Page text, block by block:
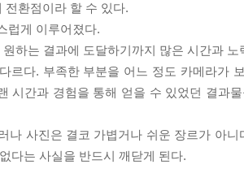
전환점이라 할 수 있다.
럽게 이루어졌다.
하는 결과에 도달하기까지 많은 시간과 노
르다. 부족한 부분을 어느 정도 카메라가
시간과 경험을 통해 얻을 수 있었던 결과물
나 사진은 결코 가볍거나 쉬운 장르가 아니
다는 사실을 반드시 깨닫게 된다.